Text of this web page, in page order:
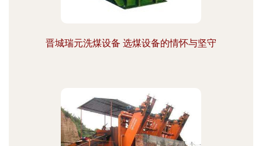
晋城瑞元洗煤设备 选煤设备的情怀与坚守